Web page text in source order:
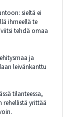
sieltä ei
ihmeellä te
tehdä omaa
ja
leivänkanttu
tilanteessa,
rehellistä yrittää